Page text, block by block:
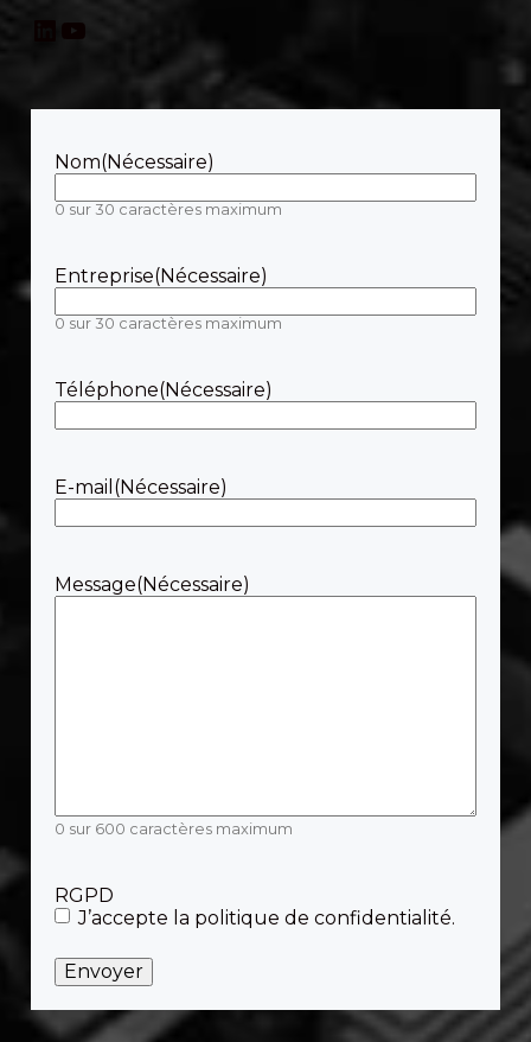
YouTube
Nom(Nécessaire)
0 sur 30 caractères maximum
Entreprise(Nécessaire)
0 sur 30 caractères maximum
Téléphone(Nécessaire)
E-mail (Nécessaire)
Message(Nécessaire)
0 sur 600 caractères maximum
RGPD
J’accepte la politique de confidentialité.